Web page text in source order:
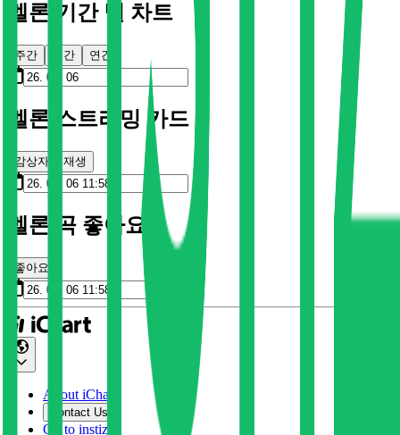
멜론 기간 별 차트
주간 월간 연간
멜론 스트리밍 카드
감상자 재생
멜론 곡 좋아요
좋아요
About iChart
Contact Us
Go to instiz